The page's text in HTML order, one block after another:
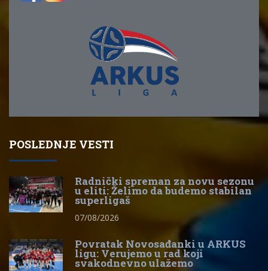
POSLEDNJE VESTI
Radnički spreman za novu sezonu
u eliti: Želimo da budemo stabilan
superligaš
07/08/2026
Povratak Novosađanki u ARKUS
ligu: Verujemo u rad koji
svakodnevno ulažemo